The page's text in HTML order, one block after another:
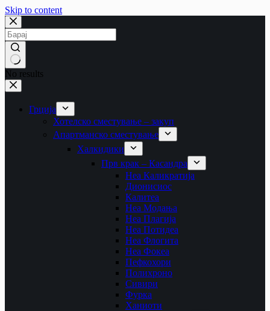
Skip to content
No results
Грција
Хотелско сместување – закуп
Апартманско сместување
Халкидики
Прв крак – Касандра
Неа Каликратија
Дионисиос
Калитеа
Неа Модања
Неа Плагија
Неа Потидеа
Неа Флогита
Неа Фокеа
Пефкохори
Полихроно
Сивири
Фурка
Ханиоти